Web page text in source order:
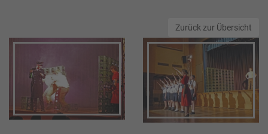
Zurück zur Übersicht